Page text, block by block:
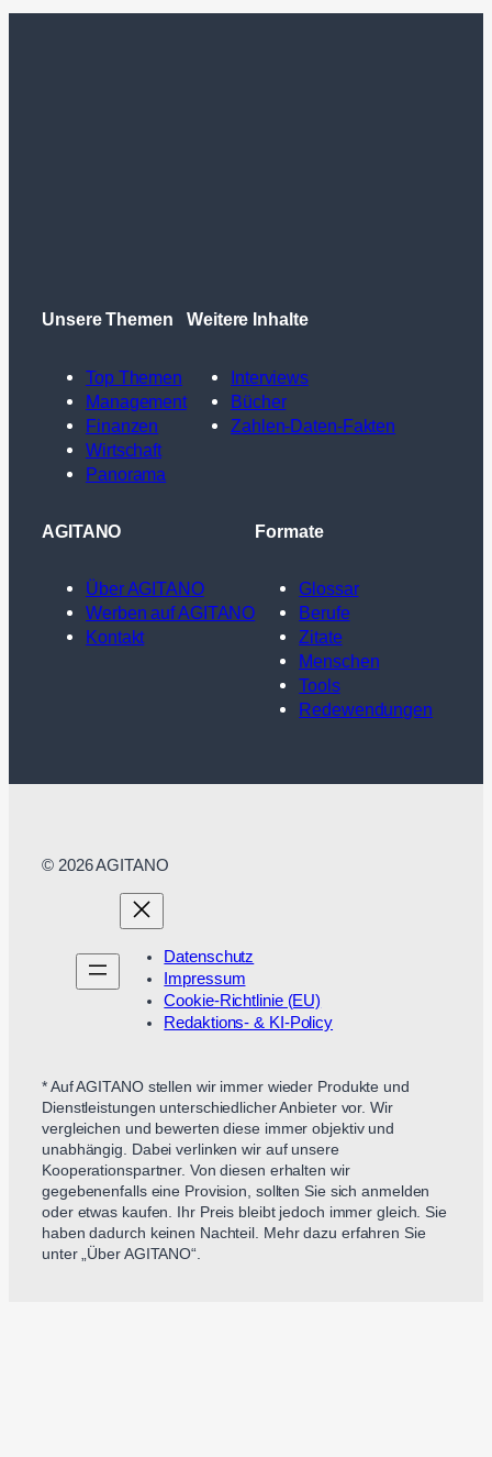
Unsere Themen
Top Themen
Management
Finanzen
Wirtschaft
Panorama
Weitere Inhalte
Interviews
Bücher
Zahlen-Daten-Fakten
AGITANO
Über AGITANO
Werben auf AGITANO
Kontakt
Formate
Glossar
Berufe
Zitate
Menschen
Tools
Redewendungen
© 2026 AGITANO
Datenschutz
Impressum
Cookie-Richtlinie (EU)
Redaktions- & KI-Policy
* Auf AGITANO stellen wir immer wieder Produkte und
Dienstleistungen unterschiedlicher Anbieter vor. Wir
vergleichen und bewerten diese immer objektiv und
unabhängig. Dabei verlinken wir auf unsere
Kooperationspartner. Von diesen erhalten wir
gegebenenfalls eine Provision, sollten Sie sich anmelden
oder etwas kaufen. Ihr Preis bleibt jedoch immer gleich. Sie
haben dadurch keinen Nachteil. Mehr dazu erfahren Sie
unter „Über AGITANO“.